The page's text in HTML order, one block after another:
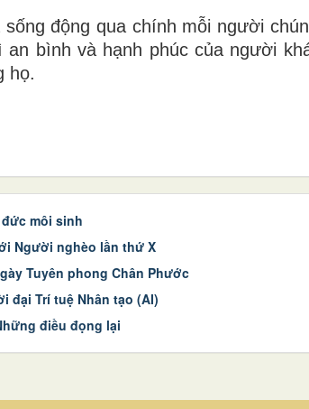
sống động qua chính mỗi người
an bình và hạnh phúc của người
họ.
môi sinh
Người nghèo lần thứ X
Tuyên phong Chân Phước
đại Trí tuệ Nhân tạo (AI)
điều đọng lại